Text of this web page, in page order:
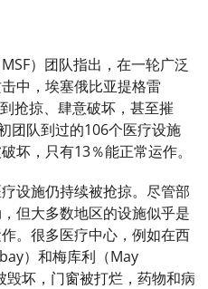
）团队指出，在一轮广泛
中，埃塞俄比亚提格雷
抢掠、肆意破坏，甚至摧
团队到过的106个医疗设施
坏，只有13％能正常运作。
设施仍持续被抢掠。尽管部
但大多数地区的设施似乎是
。很多医疗中心，例如在西
）和梅库利（May
坏，门窗被打烂，药物和病